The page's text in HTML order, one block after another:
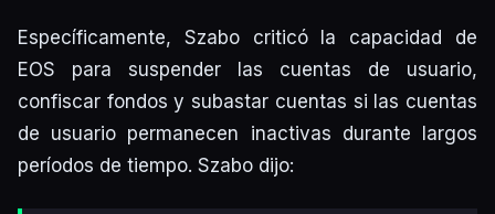
Específicamente, Szabo criticó la capacidad de
EOS para suspender las cuentas de usuario,
confiscar fondos y subastar cuentas si las cuentas
de usuario permanecen inactivas durante largos
períodos de tiempo. Szabo dijo: